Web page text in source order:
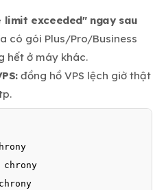
limit exceeded" ngay sau
có gói Plus/Pro/Business
hết ở máy khác.
đồng hồ VPS lệch giờ thật